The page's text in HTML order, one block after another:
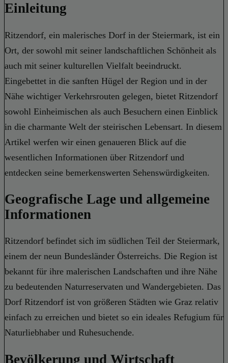
Einleitung
Ritzendorf, ein malerisches Dorf in der Steiermark, ist ein
Ort, der sowohl mit seiner landschaftlichen Schönheit als
auch mit seiner kulturellen Vielfalt beeindruckt.
Eingebettet in die sanften Hügel der Region und in der
Nähe wichtiger Verkehrsrouten gelegen, bietet Ritzendorf
sowohl Einheimischen als auch Besuchern einen Einblick
in die charmante Welt der steirischen Lebensart. In diesem
Artikel werfen wir einen genaueren Blick auf die
wesentlichen Informationen über Ritzendorf und
entdecken seine bemerkenswerten Sehenswürdigkeiten.
Geografische Lage und allgemeine
Informationen
Ritzendorf befindet sich im südlichen Teil der Steiermark,
einem der neun Bundesländer Österreichs. Die Region ist
bekannt für ihre malerischen Landschaften und ihre Nähe
zu bedeutenden Naturreservaten und Wandergebieten. Das
Dorf Ritzendorf ist von größeren Städten wie Graz relativ
einfach zu erreichen und bietet so ein ideales Refugium für
Naturliebhaber und Ruhesuchende.
Bevölkerung und Wirtschaft